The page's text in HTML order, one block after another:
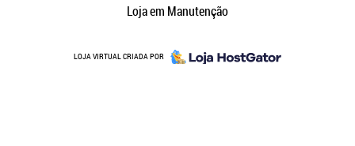
Loja em Manutenção
LOJA VIRTUAL CRIADA POR